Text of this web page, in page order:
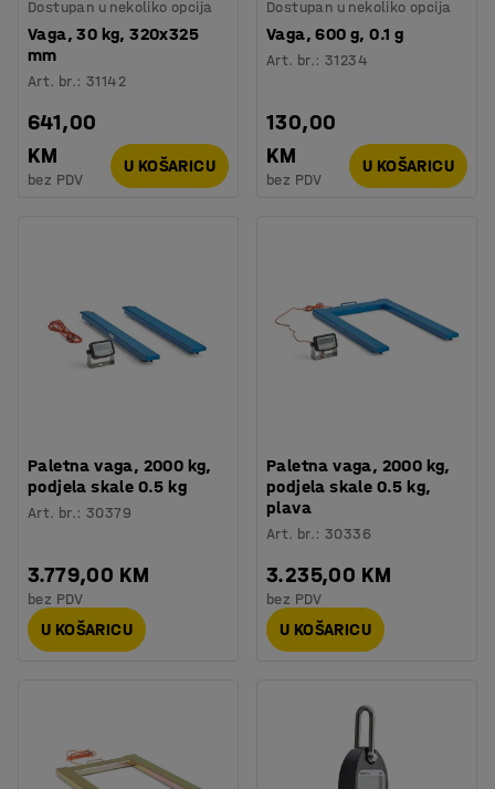
Dostupan u nekoliko opcija
Vaga, 30 kg, 320x325
mm
Art. br.:31142
641,00
KM
bez PDV
U KOŠARICU
Dostupan u nekoliko opcija
Vaga, 600 g, 0.1 g
Art. br.:31234
130,00
KM
bez PDV
U KOŠARICU
Paletna vaga, 2000 kg,
podjela skale 0.5 kg
Art. br.:30379
3.779,00 KM
bez PDV
U KOŠARICU
Paletna vaga, 2000 kg,
podjela skale 0.5 kg,
plava
Art. br.:30336
3.235,00 KM
bez PDV
U KOŠARICU